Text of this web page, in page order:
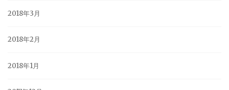
2018年3月
2018年2月
2018年1月